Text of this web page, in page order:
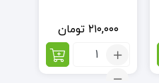
۲۱۰,۰۰۰ تومان
تعداد: